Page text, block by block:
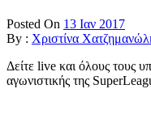
Posted On 13 Ιαν 2017
By : Χριστίνα
Δείτε live και όλους τους
αγωνιστικής της